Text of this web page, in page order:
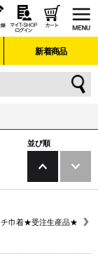
新着商品
並び順
チ巾着★受注生産品★